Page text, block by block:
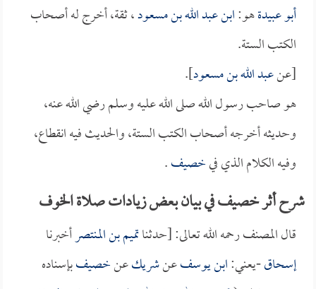
أبو عبيدةهو:ابن عبد الله بن مسعود، ثقة، أخرج له أصحاب
الكتب الستة.
[عنعبد الله بن مسعود].
هو صاحب رسول الله صلى الله عليه وسلم رضي الله عنه،
وحديثه أخرجه أصحاب الكتب الستة، والحديث فيه انقطاع،
وفيه الكلام الذي فيخصيف.
شرح أثر خصيف في بيان بعض زيادات صلاة الخوف
قال المصنف رحمه الله تعالى: [حدثناتميم بن المنتصرأخبرنا
إسحاق-يعني:ابن يوسفعنشريكعنخصيفبإسناده